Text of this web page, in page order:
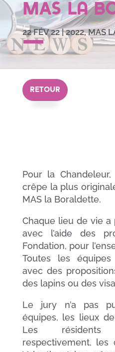
MAS la
22 FÉV 22|2022,MAS
RETOUR
Pour la
crêpe la plus
MAS la Boraldette.
Chaque lieu de vie a
avec l’aide des
Fondation, pour
Toutes les
avec des
des lapins ou des
Le jury n’a pas
équipes, les lieux
Les
respectivement,